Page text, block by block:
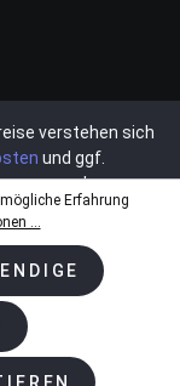
verstehen sich
und ggf.
angegeben.
Erfahrung
...